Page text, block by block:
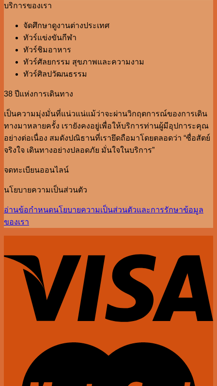
บริการของเรา
จัดศึกษาดูงานต่างประเทศ
ทัวร์แข่งขันกีฬา
ทัวร์ชิมอาหาร
ทัวร์ศัลยกรรม สุขภาพและความงาม
ทัวร์ศิลปวัฒนธรรม
38 ปีแห่งการเดินทาง
เป็นความมุ่งมั่นที่แน่วแน่แม้ว่าจะผ่านวิกฤตการณ์ของการเดิน
ทางมาหลายครั้ง เรายังคงอยู่เพื่อให้บริการท่านผู้มีอุปการะคุณ
อย่างต่อเนื่อง สมดังปณิธานที่เรายึดถือมาโดยตลอดว่า “ซื่อสัตย์
จริงใจ เดินทางอย่างปลอดภัย มั่นใจในบริการ”
จดทะเบียนออนไลน์
นโยบายความเป็นส่วนตัว
อ่านข้อกำหนดนโยบายความเป็นส่วนตัวและการรักษาข้อมูล
ของเรา